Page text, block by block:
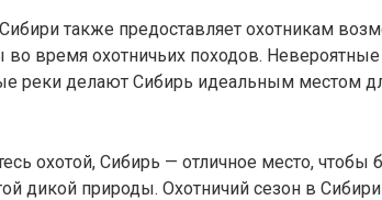
также предоставляет охотникам
во время охотничьих походов.
реки делают Сибирь идеальным местом
охотой, Сибирь — отличное место, чтобы
дикой природы. Охотничий сезон в